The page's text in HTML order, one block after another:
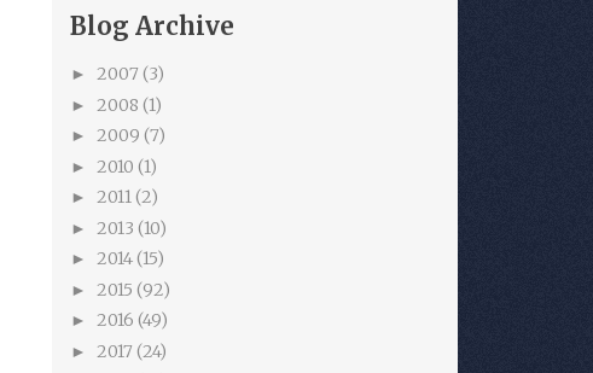
Blog Archive
► 2007 (3)
► 2008 (1)
► 2009 (7)
► 2010 (1)
► 2011(2)
► 2013 (10)
► 2014(15)
► 2015 (92)
► 2016 (49)
► 2017 (24)